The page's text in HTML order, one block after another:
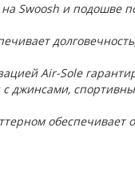
Swoosh и подошве
Air-Sole
с джинсами,
обеспечивает